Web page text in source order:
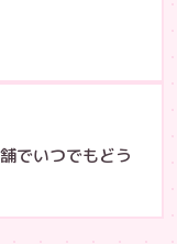
でいつでもどう